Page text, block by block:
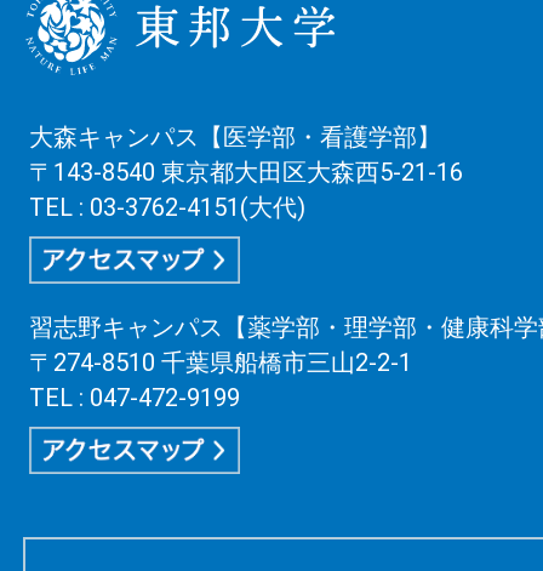
大森キャンパス【医学部・看護学部】
〒143-8540 東京都大田区大森西5-21-16
TEL : 03-3762-4151(大代)
習志野キャンパス【薬学部・理学部・健康科
〒274-8510 千葉県船橋市三山2-2-1
TEL : 047-472-9199